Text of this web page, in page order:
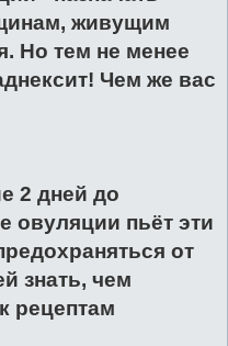
живущим
Но тем не менее
Чем же вас
2 дней до
овуляции пьёт эти
от
знать, чем
рецептам